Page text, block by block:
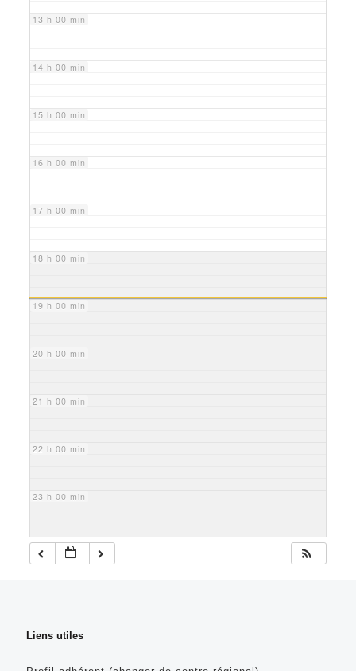
13 h 00 min
14 h 00 min
15 h 00 min
16 h 00 min
17 h 00 min
18 h 00 min
19 h 00 min
20 h 00 min
21 h 00 min
22 h 00 min
23 h 00 min
Liens utiles